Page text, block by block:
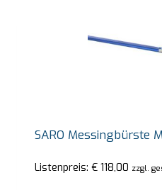
SARO Messingbürste
Listenpreis: €118,00 zzgl.